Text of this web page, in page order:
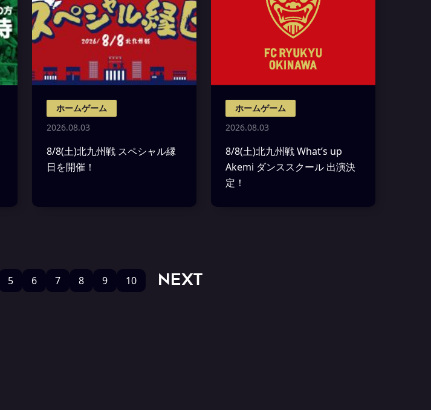
ホームゲーム
2026.08.03
8/8(土)北九州戦 スペシャル縁
日を開催！
ホームゲーム
2026.08.03
8/8(土)北九州戦 What’s up
Akemi ダンススクール 出演決
定！
5 6 7 8 9 10 NEXT